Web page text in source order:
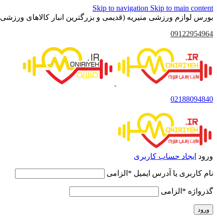
Skip to navigation Skip to main content
بورس لوازم ورزشی منیریه (قدیمی و بزرگترین انبار کالاهای ورزشی
09122954964
02188094840
ورود ایجاد حساب کاربری
نام کاربری یا آدرس ایمیل * الزامی
گذرواژه * الزامی
ورود